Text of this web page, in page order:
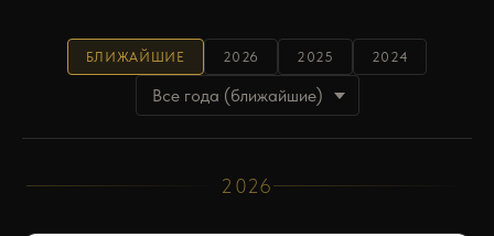
БЛИЖАЙШИЕ 2026 2025 2024
2026